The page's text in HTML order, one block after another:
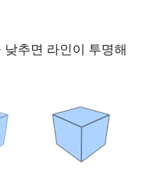
추면 라인이 투명해